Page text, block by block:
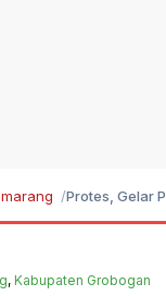
Protes, Gelar
, Kabupaten Grobogan